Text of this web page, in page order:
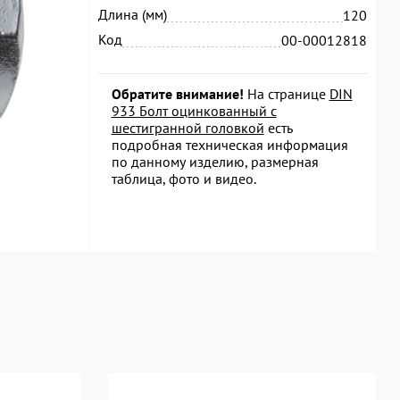
Длина (мм)
120
Код
00-00012818
Обратите внимание! На странице DIN
933 Болт оцинкованный с
шестигранной головкой есть
подробная техническая информация
по данному изделию, размерная
таблица, фото и видео.